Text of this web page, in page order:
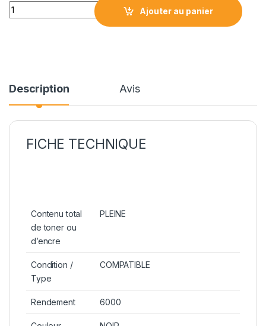
LC3039BK CARTOUCHE COMPATIBLE NOIR quantity
Ajouter au panier
Description Avis
FICHE TECHNIQUE
Contenu total
de toner ou
d’encre
PLEINE
Condition /
Type
COMPATIBLE
Rendement 6000